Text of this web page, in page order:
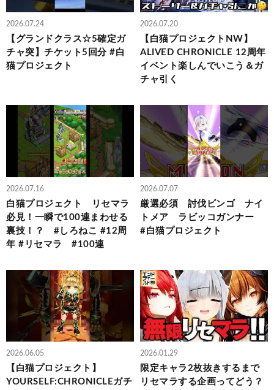
2026.07.24
【グランドクラス☆5確定ガ
チャ突】チケット5回分 #白
猫プロジェクト
2026.07.20
【白猫プロジェクトNW】
ALIVED CHRONICLE 12周年
イベント楽しんでいこう＆ガ
チャ引く
2026.07.16
白猫プロジェクト リセマラ
必見！一瞬で100連まわせる
裏技！？ #しろねこ #12周
年 #リセマラ #100連
2026.07.07
厳選必須 討伐ビンゴ ナイ
トメア ラビッコガンナー
#白猫プロジェクト
2026.06.05
【白猫プロジェクト】
YOURSELF:CHRONICLEガチ
2026.01.29
限定キャラ2枚抜きするまで
リセマラする企画ってどう？